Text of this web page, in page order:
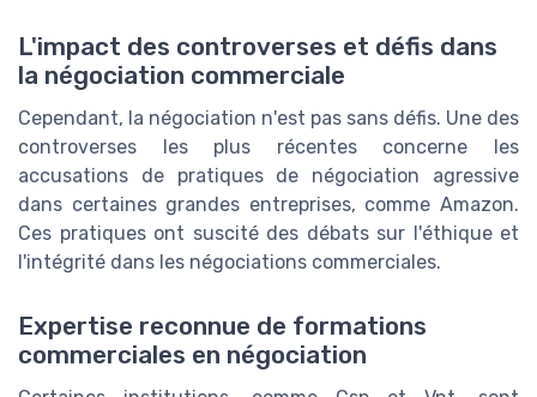
L'impact des controverses et défis dans
la négociation commerciale
Cependant, la négociation n'est pas sans défis. Une des
controverses les plus récentes concerne les
accusations de pratiques de négociation agressive
dans certaines grandes entreprises, comme Amazon.
Ces pratiques ont suscité des débats sur l'éthique et
l'intégrité dans les négociations commerciales.
Expertise reconnue de formations
commerciales en négociation